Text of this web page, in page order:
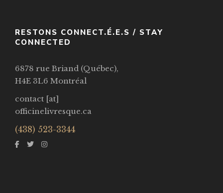
RESTONS CONNECT.É.E.S / STAY
CONNECTED
6878 rue Briand (Québec),
H4E 3L6 Montréal
contact [at]
officinelivresque.ca
(438) 523-3344